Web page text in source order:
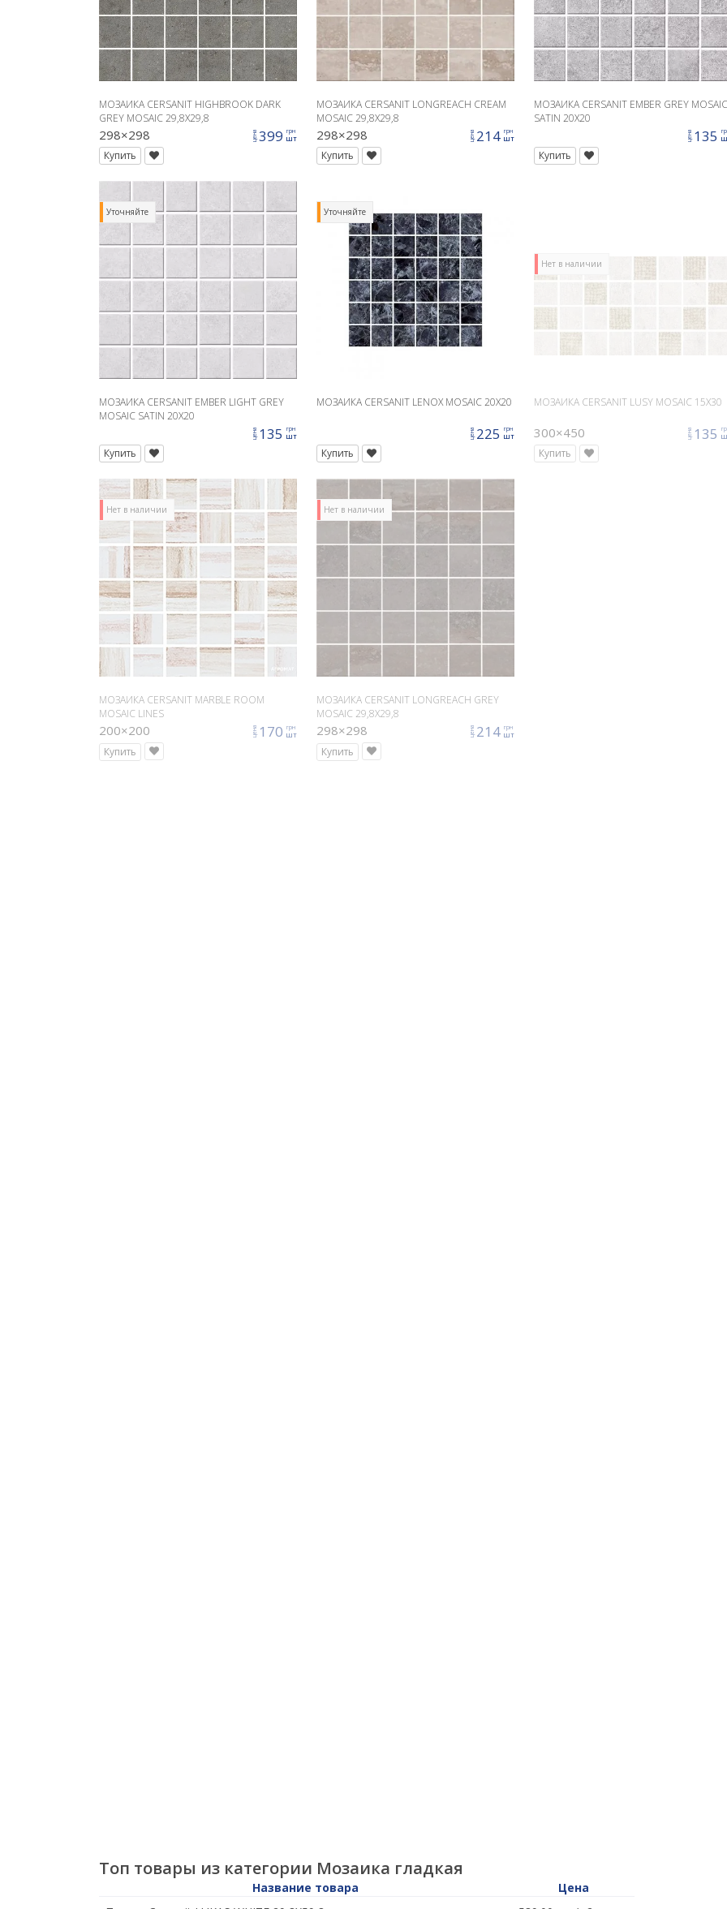
МОЗАИКА CERSANIT HIGHBROOK DARK
GREY MOSAIC 29,8X29,8
298×298 цена 399 грн
шт
Купить
МОЗАИКА CERSANIT LONGREACH CREAM
MOSAIC 29,8X29,8
298×298 цена 214 грн
шт
Купить
МОЗАИКА CERSANIT EMBER GREY MOSAIC
SATIN 20X20
цена 135
Купить
Уточняйте
МОЗАИКА CERSANIT EMBER LIGHT GREY
MOSAIC SATIN 20X20
цена135 грн
шт
Купить
Уточняйте
МОЗАИКА CERSANIT LENOX MOSAIC 20X20
цена225 грн
шт
Купить
Нет в наличии
МОЗАИКА CERSANIT LUSY MOSAIC 15X30
300×450 цена 135
Купить
Нет в наличии
МОЗАИКА CERSANIT MARBLE ROOM
MOSAIC LINES
200×200 цена 170 грн
шт
Купить
Нет в наличии
МОЗАИКА CERSANIT LONGREACH GREY
MOSAIC 29,8X29,8
298×298 цена 214 грн
шт
Купить
Топ товары из категории Мозаика гладкая
Название товара
Цена